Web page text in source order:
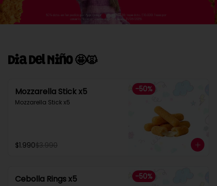
Dia Del Niño 🤩🙀
-50%
Mozzarella Stick x5
Mozzarella Stick x5
$1.990$3.990
-50%
Cebolla Rings x5